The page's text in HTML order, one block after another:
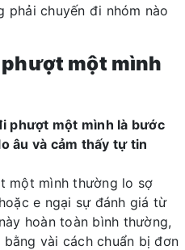
phải chuyến đi nhóm nào
một mình
phượt một mình là bước
âu và cảm thấy tự tin
một mình thường lo sợ
e ngại sự đánh giá từ
hoàn toàn bình thường,
vài cách chuẩn bị đơn